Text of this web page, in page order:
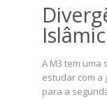
A M3 tem
estudar com a
para a